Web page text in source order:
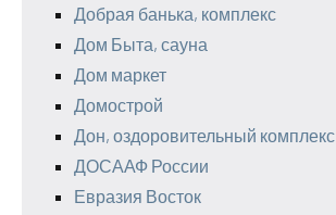
Добрая банька, комплекс
Дом Быта, сауна
Дом маркет
Домострой
Дон, оздоровительный комплекс
ДОСААФ России
Евразия Восток